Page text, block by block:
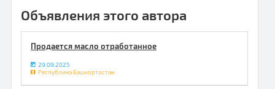
Объявления этого автора
Продается масло отработанное
29.09.2025
Республика Башкортостан